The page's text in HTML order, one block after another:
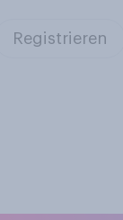
Registrieren